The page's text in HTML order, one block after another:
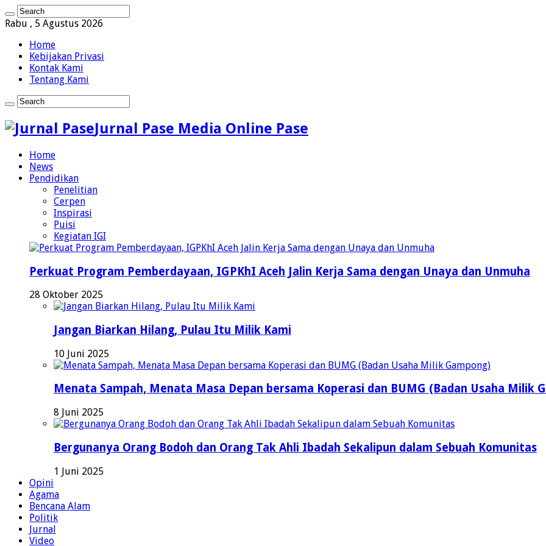
Rabu , 5 Agustus 2026
Home
Kebijakan Privasi
Kontak Kami
Tentang Kami
Jurnal Pase Media Online Pase
Home
News
Pendidikan
Penelitian
Cerpen
Inspirasi
Puisi
Kegiatan IGI
Perkuat Program Pemberdayaan, IGPKhI Aceh Jalin Kerja Sama dengan Unaya dan Unmuha
28 Oktober 2025
Jangan Biarkan Hilang, Pulau Itu Milik Kami
10 Juni 2025
Menata Sampah, Menata Masa Depan bersama Koperasi dan BUMG (Badan Usaha Milik
8 Juni 2025
Bergunanya Orang Bodoh dan Orang Tak Ahli Ibadah Sekalipun dalam Sebuah Komunitas
1 Juni 2025
Opini
Agama
Bencana Alam
Politik
Jurnal
Video